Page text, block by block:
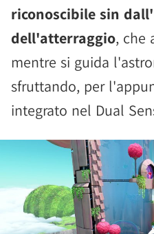
riconoscibile sin
dell'atterraggio, che
mentre si guida
sfruttando, per
integrato nel Dual